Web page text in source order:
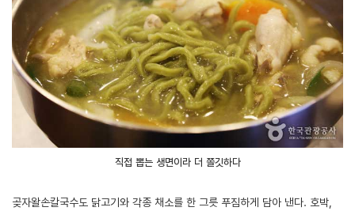
직접 뽑는 생면이라 더 쫄깃하다
곶자왈손칼국수도 닭고기와 각종 채소를 한 그릇 푸짐하게 담아 낸다. 호박,